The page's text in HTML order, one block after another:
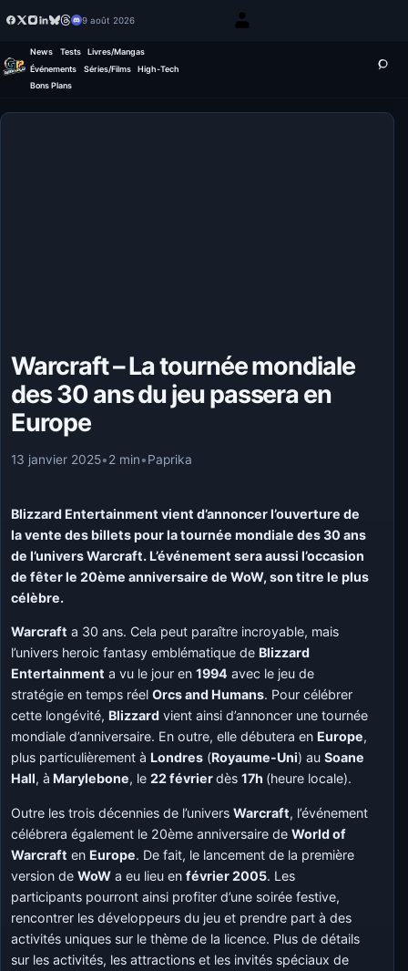
9 août 2026
News Tests
Livres/Mangas
Événements
Séries/Films
High-Tech
Bons Plans
Warcraft – La tournée mondiale
des 30 ans du jeu passera en
Europe
13 janvier 2025•2 min•Paprika
Blizzard Entertainment vient d’annoncer l’ouverture de
la vente des billets pour la tournée mondiale des 30 ans
de l’univers Warcraft. L’événement sera aussi l’occasion
de fêter le 20ème anniversaire de WoW, son titre le plus
célèbre.
Warcraft a 30 ans. Cela peut paraître incroyable, mais
l’univers heroic fantasy emblématique de Blizzard
Entertainment a vu le jour en1994 avec le jeu de
stratégie en temps réelOrcs and Humans. Pour célébrer
cette longévité, Blizzard vient ainsi d’annoncer une tournée
mondiale d’anniversaire. En outre, elle débutera en Europe,
plus particulièrement à Londres (Royaume-Uni) auSoane
Hall, à Marylebone, le22 févrierdès17h (heure locale).
Outre les trois décennies de l’universWarcraft, l’événement
célébrera également le 20ème anniversaire deWorld of
Warcraft en Europe. De fait, le lancement de la première
version deWoW a eu lieu enfévrier 2005. Les
participants pourront ainsi profiter d’une soirée festive,
rencontrer les développeurs du jeu et prendre part à des
activités uniques sur le thème de la licence. Plus de détails
sur les activités, les attractions et les invités spéciaux de